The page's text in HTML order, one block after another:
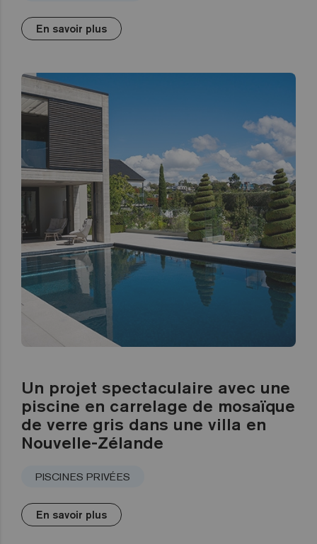
En savoir plus
Un projet spectaculaire avec une
piscine en carrelage de mosaïque
de verre gris dans une villa en
Nouvelle-Zélande
PISCINES PRIVÉES
En savoir plus